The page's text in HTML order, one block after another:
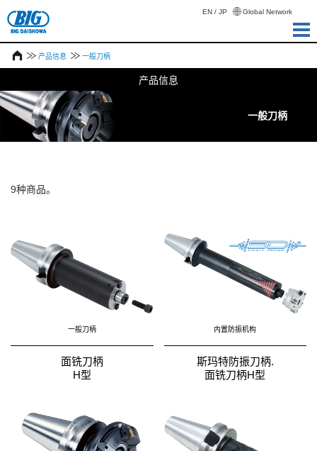
EN / JP Global Network
产品信息 一般刀柄
产品信息
一般刀柄
9种商品。
一般刀柄
面铣刀柄
H型
内置防振机构
斯玛特防振刀柄.
面铣刀柄H型